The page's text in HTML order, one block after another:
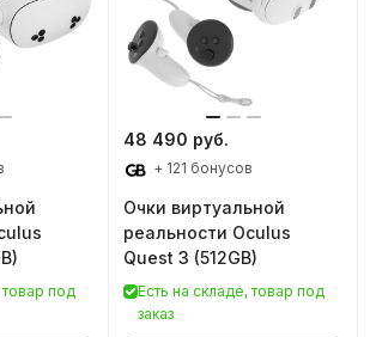
под
48 490 руб.
+ 121 бонусов
Очки виртуальной
реальности Oculus
Quest 3 (512GB)
Есть на складе, товар под
заказ